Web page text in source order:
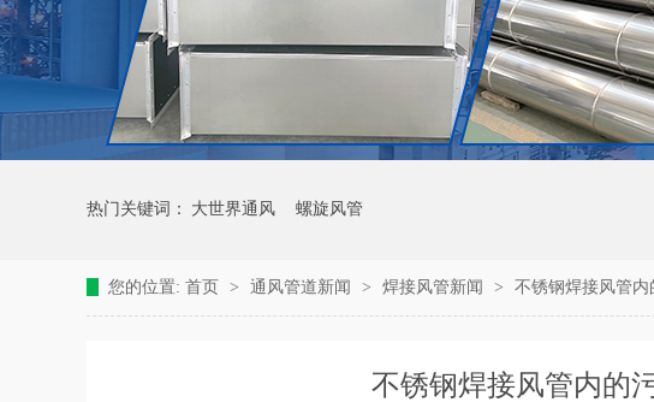
热门关键词： 大世界通风 螺旋风管
您的位置: 首页 > 通风管道新闻 > 焊接风管新闻 > 不锈钢焊接风管
不锈钢焊接风管内的